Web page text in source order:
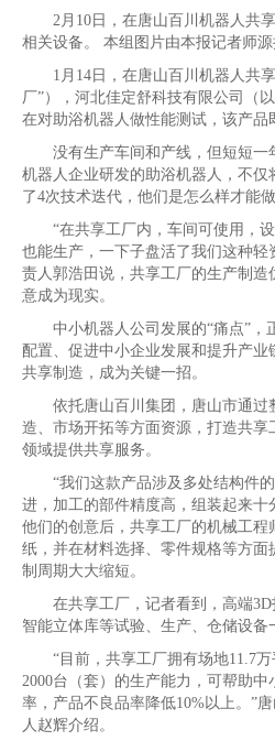
2月10日，在唐山百川机器人共享
相关设备。 本组图片由本报记者师源
1月14日，在唐山百川机器人共享
厂”），河北佳定舒科技有限公司（
在对助浴机器人做性能测试，该产品
没有生产车间和产线，但短短一
机器人企业研发的助浴机器人，不
了4次技术迭代，他们是怎么样才能
“在共享工厂内，车间可使用，设
也能生产，一下子盘活了我们这种轻
责人郭浩田说，共享工厂的生产制造
意成为现实。
中小机器人公司发展的“痛点”，
配置、促进中小企业发展和提升产
共享制造，成为关键一招。
依托唐山百川集团，唐山市通过
造、市场开拓等方面资源，打造共
领域提供共享服务。
“我们这款产品涉及多处结构件的
进，加工的部件精度高，组装起来十
他们的创意后，共享工厂的机械工程
纸，并在材料选择、零件规格等方
制周期大大缩短。
在共享工厂，记者看到，高端3D
智能立体库等试验、生产、仓储设备
“目前，共享工厂拥有场地11.7万
2000台（套）的生产能力，可帮助中
率，产品不良品率降低10%以上。”
人赵辉介绍。